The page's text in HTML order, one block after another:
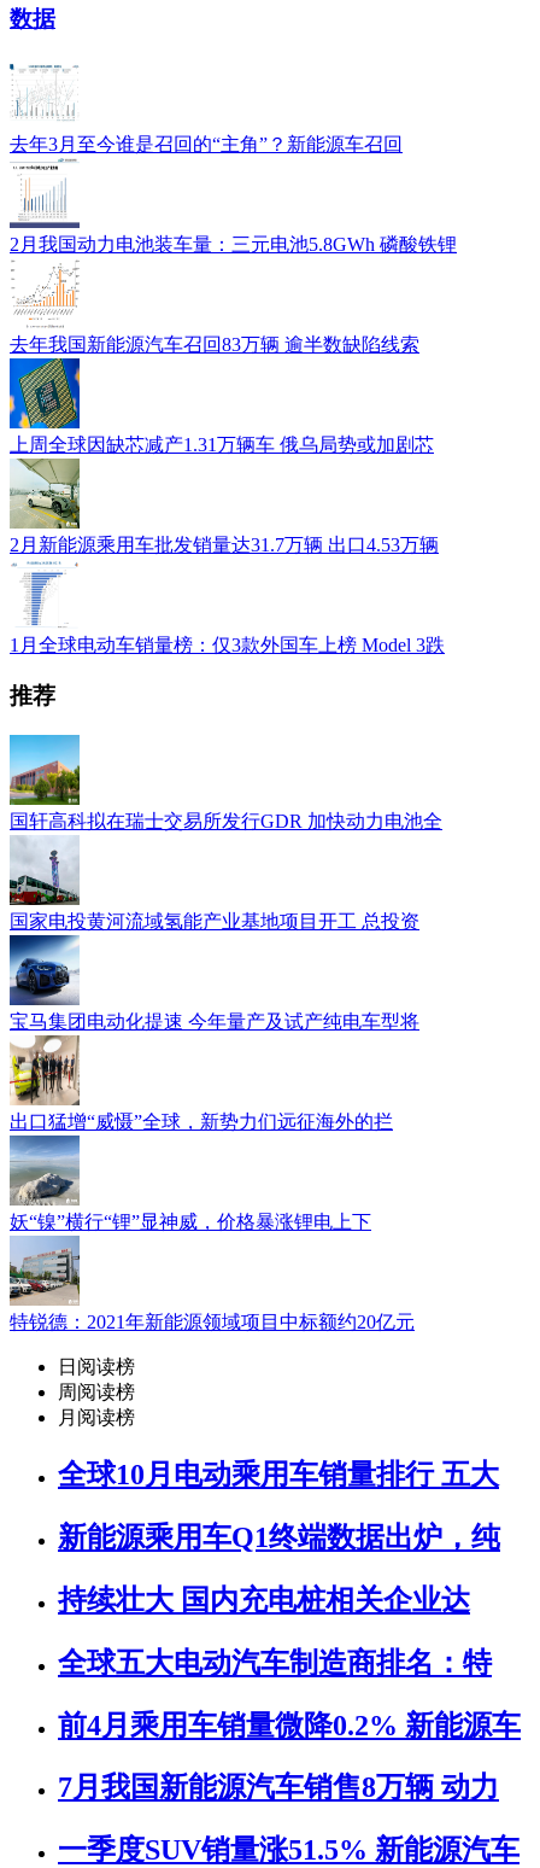
数据
去年3月至今谁是召回的“主角”？新能源车召回
2月我国动力电池装车量：三元电池5.8GWh 磷酸铁锂
去年我国新能源汽车召回83万辆 逾半数缺陷线索
上周全球因缺芯减产1.31万辆车 俄乌局势或加剧芯
2月新能源乘用车批发销量达31.7万辆 出口4.53万辆
1月全球电动车销量榜：仅3款外国车上榜 Model 3跌
推荐
国轩高科拟在瑞士交易所发行GDR 加快动力电池全
国家电投黄河流域氢能产业基地项目开工 总投资
宝马集团电动化提速 今年量产及试产纯电车型将
出口猛增“威慑”全球，新势力们远征海外的拦
妖“镍”横行“锂”显神威，价格暴涨锂电上下
特锐德：2021年新能源领域项目中标额约20亿元
日阅读榜
周阅读榜
月阅读榜
全球10月电动乘用车销量排行 五大
新能源乘用车Q1终端数据出炉，纯
持续壮大 国内充电桩相关企业达
全球五大电动汽车制造商排名：特
前4月乘用车销量微降0.2% 新能源车
7月我国新能源汽车销售8万辆 动力
一季度SUV销量涨51.5% 新能源汽车